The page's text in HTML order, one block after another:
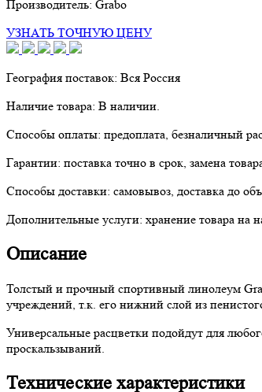
Производитель: Grabo
УЗНАТЬ ТОЧНУЮ ЦЕНУ
География поставок: Вся Россия
Наличие товара: В наличии.
Способы оплаты: предоплата, безналичный
Гарантии: поставка точно в срок, замена
Способы доставки: самовывоз, доставка до
Дополнительные услуги: хранение товара на
Описание
Толстый и прочный спортивный линолеум
учреждений, т.к. его нижний слой из
Универсальные расцветки подойдут для
проскальзываний.
Технические характеристики